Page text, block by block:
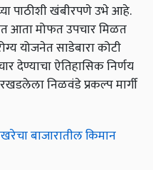
पाठीशी खंबीरपणे उभे आहे.
आता मोफत उपचार मिळत
योजनेत साडेबारा कोटी
देण्याचा ऐतिहासिक निर्णय
निळवंडे प्रकल्प मार्गी
बाजारातील किमान